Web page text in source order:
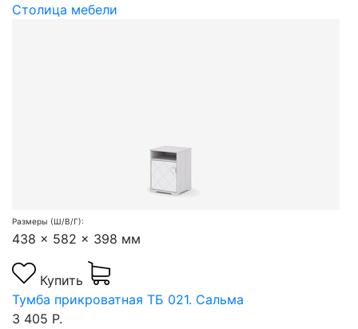
Столица мебели
Размеры (Ш/В/Г):
438 x 582 x 398 мм
Купить
Тумба прикроватная ТБ 021. Сальма
3 405 Р.